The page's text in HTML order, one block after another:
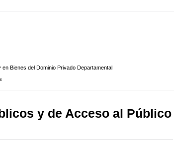
Bienes del Dominio Privado Departamental
y de Acceso al Público